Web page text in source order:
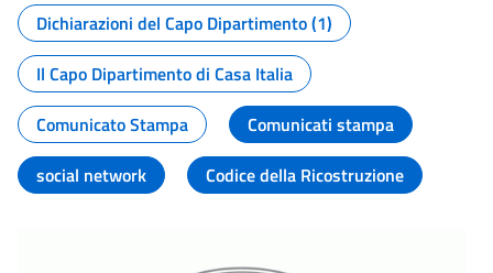
Dichiarazioni del Capo Dipartimento (1)
Il Capo Dipartimento di Casa Italia
Comunicato Stampa
Comunicati stampa
social network
Codice della Ricostruzione